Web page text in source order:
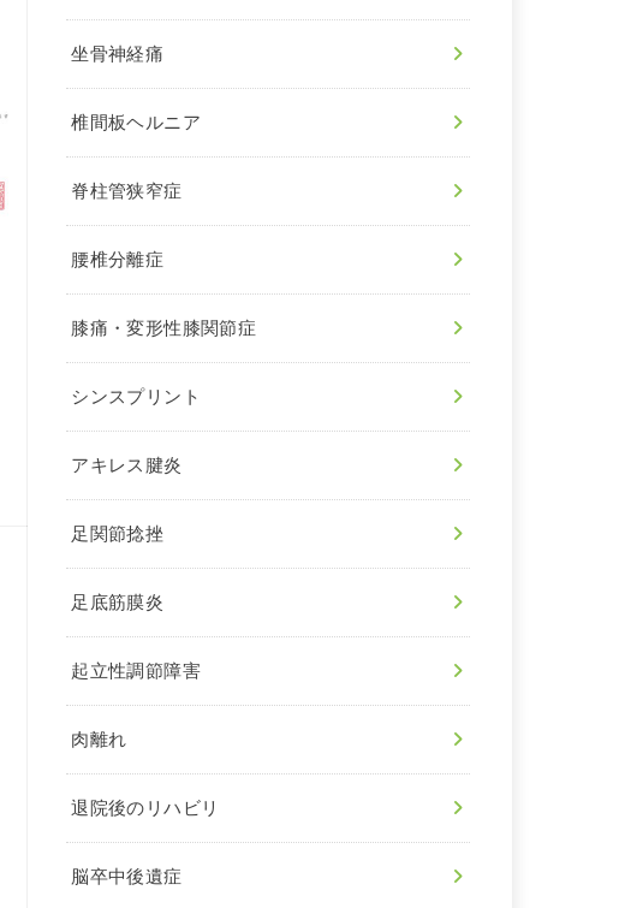
坐骨神経痛
椎間板ヘルニア
脊柱管狭窄症
腰椎分離症
膝痛・変形性膝関節症
シンスプリント
アキレス腱炎
足関節捻挫
足底筋膜炎
起立性調節障害
肉離れ
退院後のリハビリ
脳卒中後遺症